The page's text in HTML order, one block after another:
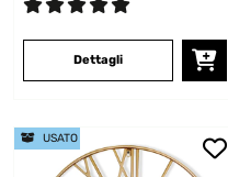
Dettagli
USATO